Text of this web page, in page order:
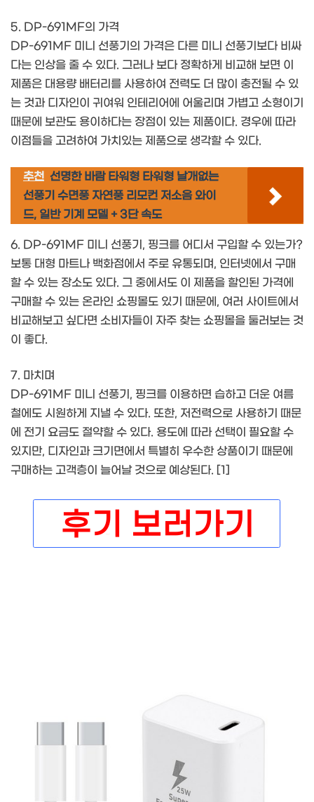
5. DP-691MF의 가격
DP-691MF 미니 선풍기의 가격은 다른 미니 선풍기보다 비싸
다는 인상을 줄 수 있다. 그러나 보다 정확하게 비교해 보면 이
제품은 대용량 배터리를 사용하여 전력도 더 많이 충전될 수 있
는 것과 디자인이 귀여워 인테리어에 어울리며 가볍고 소형이기
때문에 보관도 용이하다는 장점이 있는 제품이다. 경우에 따라
이점들을 고려하여 가치있는 제품으로 생각할 수 있다.
추천 선명한 바람 타워형 타워형 날개없는
선풍기 수면풍 자연풍 리모컨 저소음 와이
드, 일반 기계 모델 + 3단 속도
6. DP-691MF 미니 선풍기, 핑크를 어디서 구입할 수 있는가?
보통 대형 마트나 백화점에서 주로 유통되며, 인터넷에서 구매
할 수 있는 장소도 있다. 그 중에서도 이 제품을 할인된 가격에
구매할 수 있는 온라인 쇼핑몰도 있기 때문에, 여러 사이트에서
비교해보고 싶다면 소비자들이 자주 찾는 쇼핑몰을 둘러보는 것
이 좋다.
7. 마치며
DP-691MF 미니 선풍기, 핑크를 이용하면 습하고 더운 여름
철에도 시원하게 지낼 수 있다. 또한, 저전력으로 사용하기 때문
에 전기 요금도 절약할 수 있다. 용도에 따라 선택이 필요할 수
있지만, 디자인과 크기면에서 특별히 우수한 상품이기 때문에
구매하는 고객층이 늘어날 것으로 예상된다. [1]